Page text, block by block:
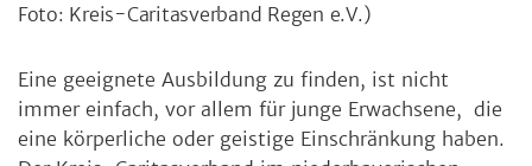
Foto: Kreis-Caritasverband Regen e.V.)
Eine geeignete Ausbildung zu finden, ist nicht
immer einfach, vor allem für junge Erwachsene, die
eine körperliche oder geistige Einschränkung haben.